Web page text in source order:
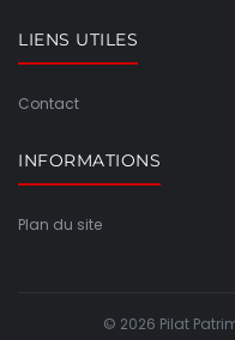
LIENS UTILES
Contact
INFORMATIONS
Plan du site
© 2026 Pilat